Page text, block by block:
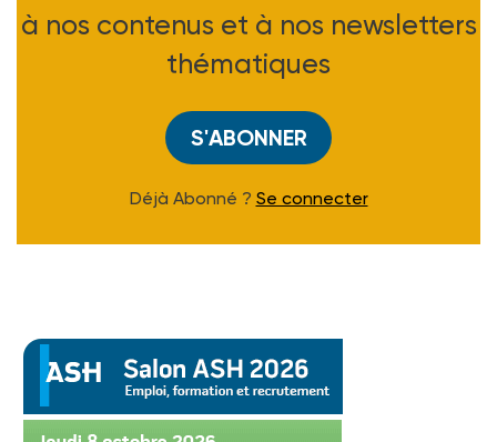
à nos contenus et à nos newsletters
thématiques
S'ABONNER
Déjà Abonné ? Se connecter